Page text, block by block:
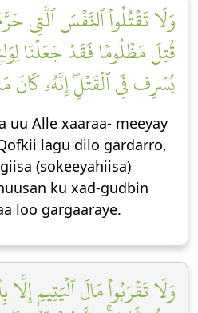
وَلَا تَقۡتُلُواْ ٱلنَّفۡسَ ٱلَّتِي
قُتِلَ مَظۡلُومٗا فَقَدۡ جَعَلۡنَا
يُسۡرِف فِّي ٱلۡقَتۡلِۖ إِنَّهُۥ كَانَ
uu Alle xaaraa- meeyay
lagu dilo gardarro,
(sokeeyahiisa)
ku xad-gudbin
loo gargaaraye.
وَلَا تَقۡرَبُواْ مَالَ ٱلۡيَتِيمِ